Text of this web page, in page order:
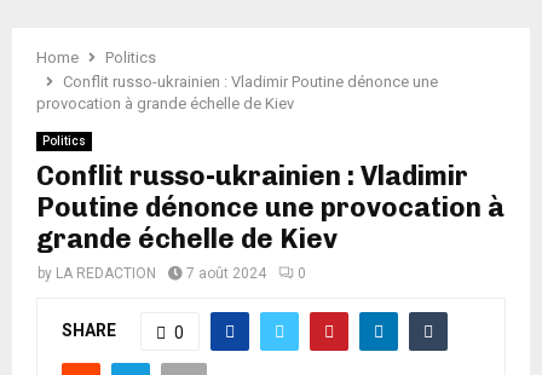
Home
Politics
Conflit russo-ukrainien : Vladimir Poutine dénonce une
provocation à grande échelle de Kiev
Politics
Conflit russo-ukrainien : Vladimir
Poutine dénonce une provocation à
grande échelle de Kiev
by LA REDACTION 7 août 2024 0
SHARE 0